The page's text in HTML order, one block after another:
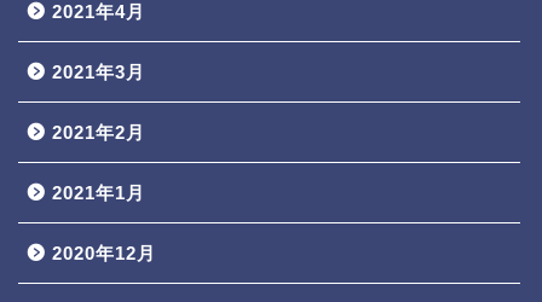
2021年4月
2021年3月
2021年2月
2021年1月
2020年12月